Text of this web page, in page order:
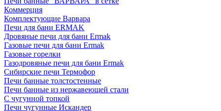
Коммерция
Комплектующие Варвара
Печи для бани ERMAK
Дровяные печи для бани Ermak
Газовые печи для бани Ermak
Газовые горелки
Газодровяные печи для бани Ermak
Сибирские печи Термофор
Печи банные толстостенные
Печи банные из нержавеющей стали
С чугунной топкой
Печи чугунные Искандер